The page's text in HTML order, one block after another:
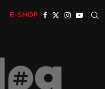
E-SHOP